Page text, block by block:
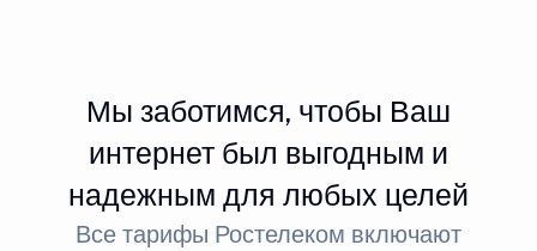
Мы заботимся, чтобы Ваш
интернет был выгодным и
надежным для любых целей
Все тарифы Ростелеком включают